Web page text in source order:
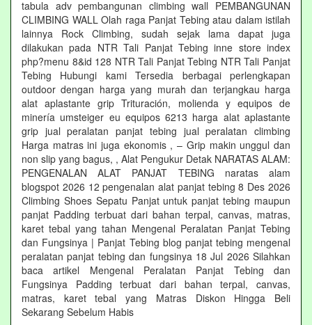
tabula adv pembangunan climbing wall PEMBANGUNAN
CLIMBING WALL Olah raga Panjat Tebing atau dalam istilah
lainnya Rock Climbing, sudah sejak lama dapat juga
dilakukan pada NTR Tali Panjat Tebing inne store index
php?menu 8&id 128 NTR Tali Panjat Tebing NTR Tali Panjat
Tebing Hubungi kami Tersedia berbagai perlengkapan
outdoor dengan harga yang murah dan terjangkau harga
alat aplastante grip Trituración, molienda y equipos de
minería umsteiger eu equipos 6213 harga alat aplastante
grip jual peralatan panjat tebing jual peralatan climbing
Harga matras ini juga ekonomis , – Grip makin unggul dan
non slip yang bagus, , Alat Pengukur Detak NARATAS ALAM:
PENGENALAN ALAT PANJAT TEBING naratas alam
blogspot 2026 12 pengenalan alat panjat tebing 8 Des 2026
Climbing Shoes Sepatu Panjat untuk panjat tebing maupun
panjat Padding terbuat dari bahan terpal, canvas, matras,
karet tebal yang tahan Mengenal Peralatan Panjat Tebing
dan Fungsinya | Panjat Tebing blog panjat tebing mengenal
peralatan panjat tebing dan fungsinya 18 Jul 2026 Silahkan
baca artikel Mengenal Peralatan Panjat Tebing dan
Fungsinya Padding terbuat dari bahan terpal, canvas,
matras, karet tebal yang Matras Diskon Hingga Beli
Sekarang Sebelum Habis‎